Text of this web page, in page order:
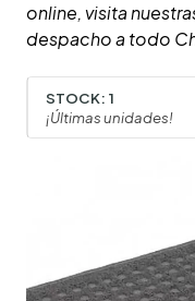
online, visita
despacho a todo
STOCK: 1
¡Últimas unidades!